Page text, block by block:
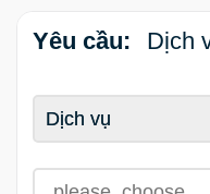
Yêu cầu: Dịch